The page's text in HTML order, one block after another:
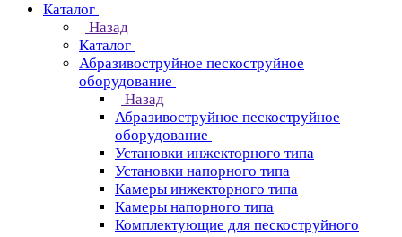
Каталог
Назад
Каталог
Абразивоструйное пескоструйное
оборудование
Назад
Абразивоструйное пескоструйное
оборудование
Установки инжекторного типа
Установки напорного типа
Камеры инжекторного типа
Камеры напорного типа
Комплектующие для пескоструйного